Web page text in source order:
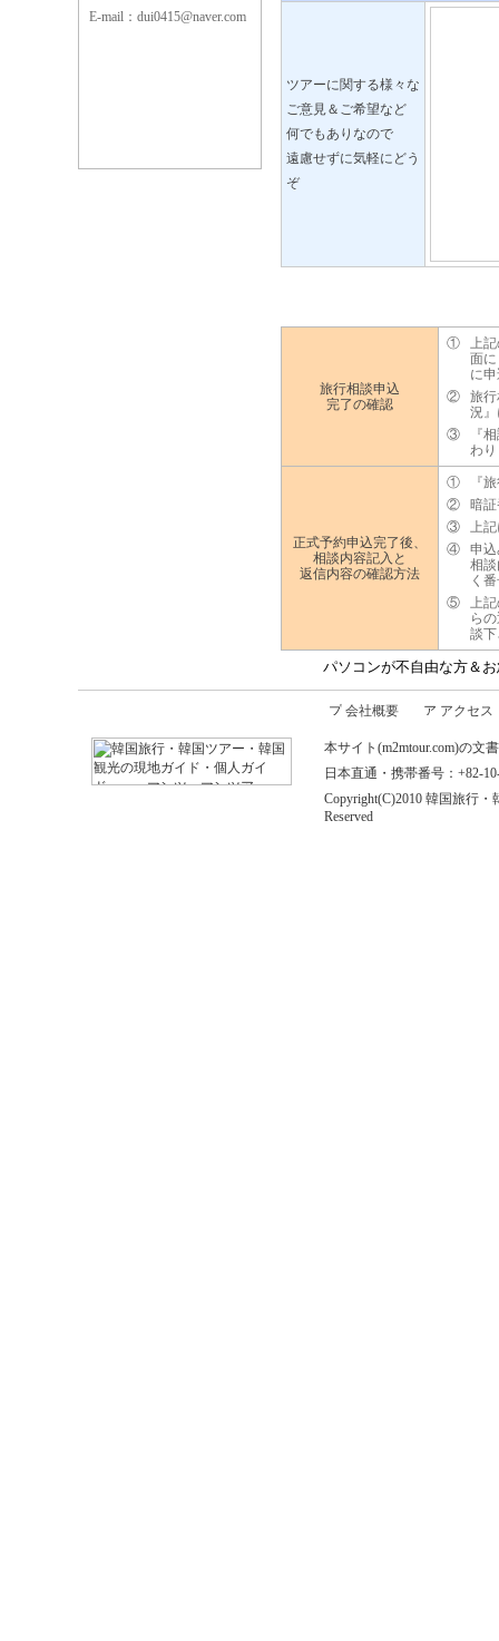
E-mail：dui0415@naver.com
ツアーに関する様々な
ご意見＆ご希望など
何でもありなので
遠慮せずに気軽にどう
ぞ
旅行相談申込
完了の確認
①
上
面
に
②
旅
況
③
『
わ
正式予約申込完了後、
相談内容記入と
返信内容の確認方法
①
『
②
暗
③
上
④
申
相
く
⑤
上
ら
談
パソコンが不自由な方＆
会社概要 アクセス
本サイト(m2mtour.com)の文
日本直通・携帯番号：+82-
Copyright(C)2010 韓国旅行
Reserved